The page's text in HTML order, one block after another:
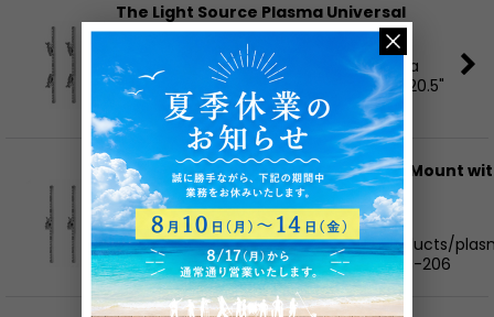
The Light Source Plasma Universal
Mount Set-2 （ライトソース）
The Plasma Universal Mount supports a
plasma or LCD screen on pipes, 12", or 20.5"
Truss. Two Slim-C…
The Light Source Plasma Universal Mount
QC1.5 Couplers （ライトソース）
■メーカーサイト
https://www.thelightsource.com/products/
universal-mount-with-qc1-5-couplers-206